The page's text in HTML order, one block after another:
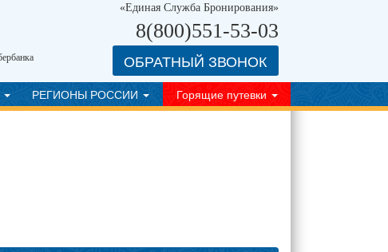
«Единая Служба Бронирования»
8(800)551-53-03
ОБРАТНЫЙ ЗВОНОК
РЕГИОНЫ РОССИИ
Горящие путевки